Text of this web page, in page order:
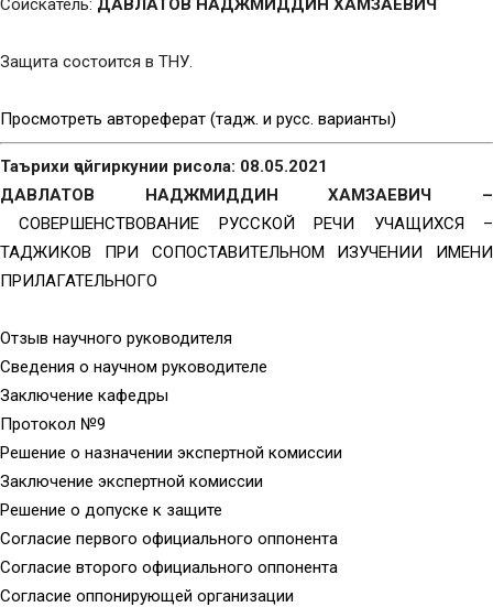
Соискатель: ДАВЛАТОВ НАДЖМИДДИН ХАМЗАЕВИЧ
Защита состоится в ТНУ.
Просмотреть автореферат (тадж. и русс. варианты)
Таърихи ҷойгиркунии рисола: 08.05.2021
ДАВЛАТОВ НАДЖМИДДИН ХАМЗАЕВИЧ –
СОВЕРШЕНСТВОВАНИЕ РУССКОЙ РЕЧИ УЧАЩИХСЯ –
ТАДЖИКОВ ПРИ СОПОСТАВИТЕЛЬНОМ ИЗУЧЕНИИ ИМЕНИ
ПРИЛАГАТЕЛЬНОГО
Отзыв научного руководителя
Сведения о научном руководителе
Заключение кафедры
Протокол №9
Решение о назначении экспертной комиссии
Заключение экспертной комиссии
Решение о допуске к защите
Согласие первого официального оппонента
Согласие второго официального оппонента
Согласие оппонирующей организации